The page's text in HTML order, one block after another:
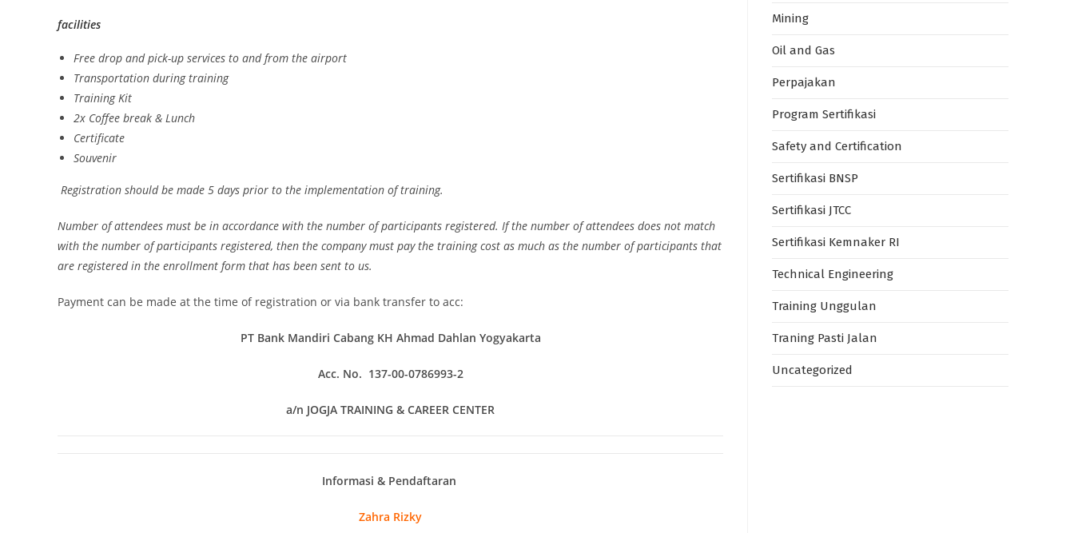
facilities
Free drop and pick-up services to and from the airport
Transportation during training
Training Kit
2x Coffee break & Lunch
Certificate
Souvenir
Registration should be made 5 days prior to the implementation of training.
Number of attendees must be in accordance with the number of participants registered. If the number of attendees does not match
with the number of participants registered, then the company must pay the training cost as much as the number of participants that
are registered in the enrollment form that has been sent to us.
Payment can be made at the time of registration or via bank transfer to acc:
PT Bank Mandiri Cabang KH Ahmad Dahlan Yogyakarta
Acc. No. 137-00-0786993-2
a/n JOGJA TRAINING & CAREER CENTER
Informasi & Pendaftaran
Zahra Rizky
Mining
Oil and Gas
Perpajakan
Program Sertifikasi
Safety and Certification
Sertifikasi BNSP
Sertifikasi JTCC
Sertifikasi Kemnaker RI
Technical Engineering
Training Unggulan
Traning Pasti Jalan
Uncategorized